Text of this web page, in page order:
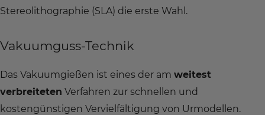
Stereolithographie (SLA) die erste Wahl.
Vakuumguss-Technik
Das Vakuumgießen ist eines der am weitest
verbreiteten Verfahren zur schnellen und
kostengünstigen Vervielfältigung von Urmodellen.